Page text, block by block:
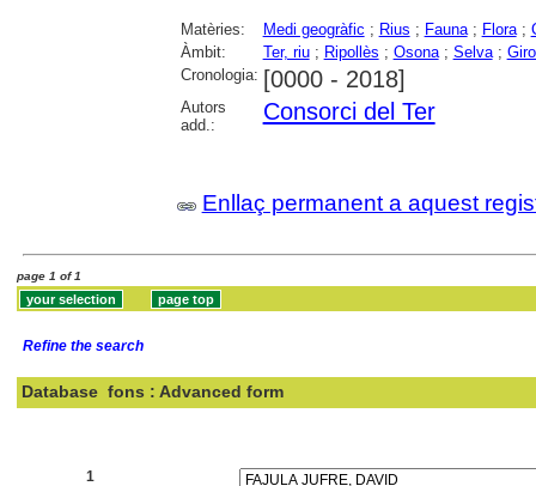
Matèries: Medi geogràfic ; Rius ; Fauna; Flora;
Àmbit:
Ter, riu; Ripollès ; Osona; Selva;
Cronologia: [0000 - 2018]
Autors
add.:
Consorci del Ter
Enllaç permanent a aquest
page 1 of 1
Refine the search
Database fons : Advanced form
1